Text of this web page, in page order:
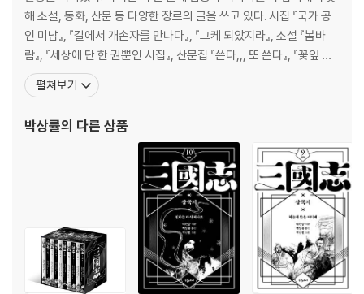
해 소설, 동화, 산문 등 다양한 장르의 글을 쓰고 있다. 시집 『국가 공
인 미남』, 『길에서 개손자를 만나다』, 『그케 되았지라』, 소설 『봄바
람』, 『세상에 단 한 권뿐인 시집』, 산문집 『쓴다,,, 또 쓴다』, 『꽃잎 떨
어지는 소리 눈물 떨어지는 소리』, 『책을 읽다』, 희곡집 『풍경소리』,
『개님전』, 동화 『도마 이발소의 생선들』, 『개밥상과 시인 아저씨』 등
펼쳐보기
박상률의 다른 상품